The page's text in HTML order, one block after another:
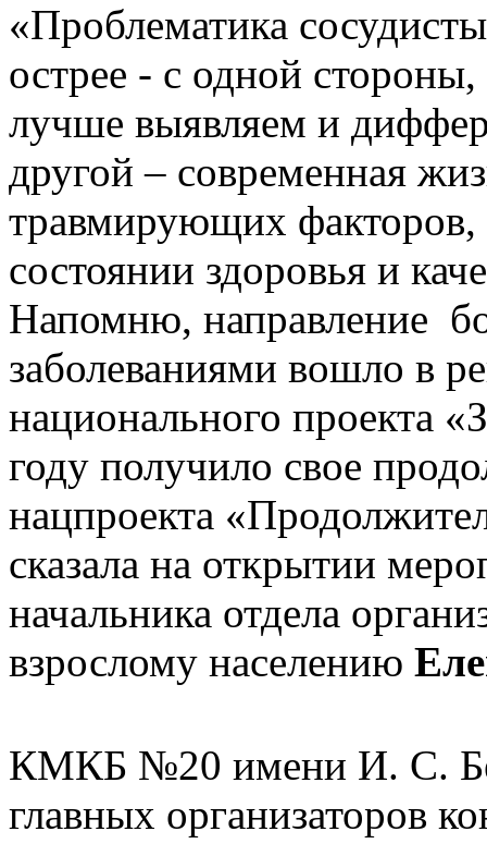
«Проблематика
острее - с одной
лучше выявляем и
другой ‒ современная
травмирующих факторов,
состоянии здоровья и
Напомню, направление
заболеваниями вошло в
национального проекта
году получило свое
нацпроекта
сказала на открытии
начальника отдела
взрослому населению
КМКБ №20 имени И. С.
главных организаторов